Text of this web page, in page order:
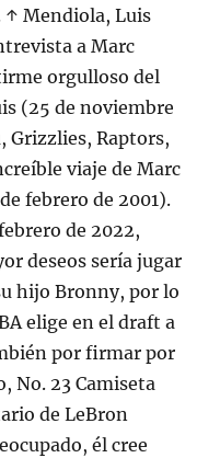
↑ Mendiola, Luis
a Marc
orgulloso del
(25 de noviembre
Grizzlies, Raptors,
viaje de Marc
febrero de 2001).
de 2022,
deseos sería jugar
hijo Bronny, por lo
elige en el draft a
por firmar por
No. 23 Camiseta
de LeBron
él cree